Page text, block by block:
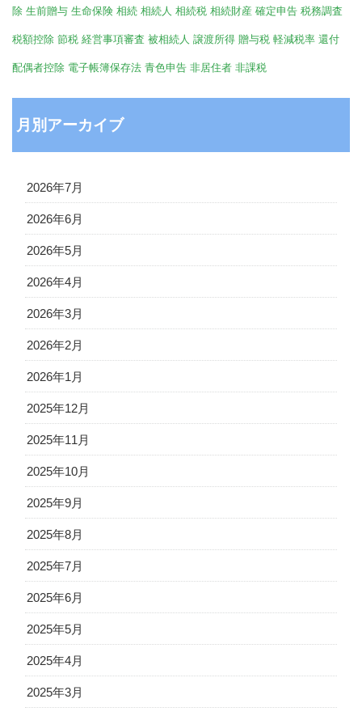
除 生前贈与 生命保険 相続 相続人 相続税 相続財産 確定申告 税務調査
税額控除 節税 経営事項審査 被相続人 譲渡所得 贈与税 軽減税率 還付
配偶者控除 電子帳簿保存法 青色申告 非居住者 非課税
月別アーカイブ
2026年7月
2026年6月
2026年5月
2026年4月
2026年3月
2026年2月
2026年1月
2025年12月
2025年11月
2025年10月
2025年9月
2025年8月
2025年7月
2025年6月
2025年5月
2025年4月
2025年3月